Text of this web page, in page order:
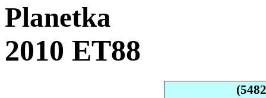
Planetka
2010 ET88